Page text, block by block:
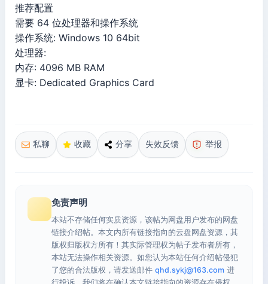
推荐配置
需要 64 位处理器和操作系统
操作系统: Windows 10 64bit
处理器:
内存: 4096 MB RAM
显卡: Dedicated Graphics Card
私聊 收藏 分享 失效反馈 举报
免责声明
本站不存储任何实质资源，该帖为网盘用户发布的网盘
链接介绍帖。本文内所有链接指向的云盘网盘资源，其
版权归版权方所有！其实际管理权为帖子发布者所有，
本站无法操作相关资源。如您认为本站任何介绍帖侵犯
了您的合法版权，请发送邮件 qhd.sykj@163.com 进